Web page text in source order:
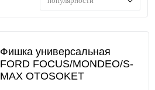
Фишка универсальная
FORD FOCUS/MONDEO/S-
MAX OTOSOKET